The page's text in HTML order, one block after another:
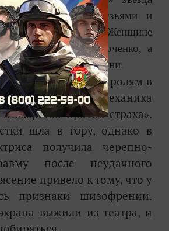
встретилась с друзьями и
нелегкой судьбе. Женщине
с Людмилой Гурченко, а
из театра из-за болезни.
знакома по ролям в
женщина механика
«Лекарство против страха».
шла в гору, однако в
получила черепно-
после неудачного
привело к тому, что у
признаки шизофрении.
выжили из театра, и